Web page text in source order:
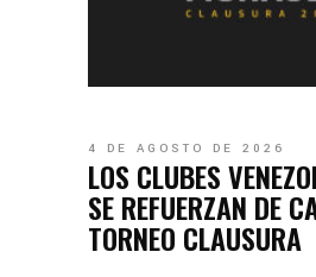
4 DE AGOSTO DE 2026
LOS CLUBES
SE REFUERZAN DE
TORNEO CLAUSURA